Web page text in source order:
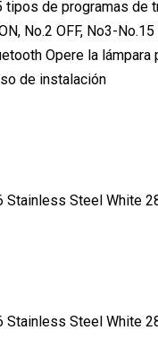
de programas
No.2 OFF, No3-
Opere la
de instalación